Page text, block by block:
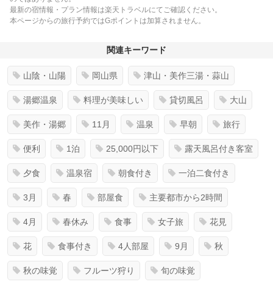
最新の宿情報・プラン情報は楽天トラベルにてご確認ください。
本ページからの旅行予約ではGポイントは加算されません。
関連キーワード
山陰・山陽 岡山県 津山・美作三湯・蒜山
湯郷温泉 料理が美味しい 貸切風呂 大山
美作・湯郷 11月 温泉 早朝 旅行
便利 1泊 25,000円以下 露天風呂付き客室
夕食 温泉宿 朝食付き 一泊二食付き
3月 春 部屋食 主要都市から2時間
4月 春休み 食事 女子旅 花見
花 食事付き 4人部屋 9月 秋
秋の味覚 フルーツ狩り 旬の味覚